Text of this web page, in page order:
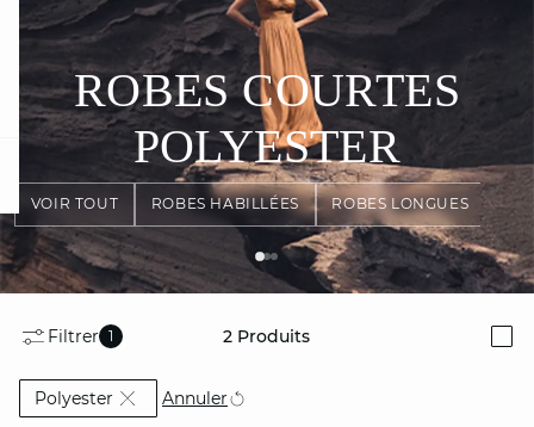
VOIR TOUT
ROBES HABILLÉES ROBES LONGUES
ROBES COURTES
POLYESTER
Filtrer 1 2 Produits
Polyester Actuellement affiné par Matière: Polyester
Annuler